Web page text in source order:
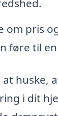
om pris
føre til
at huske,
i dit